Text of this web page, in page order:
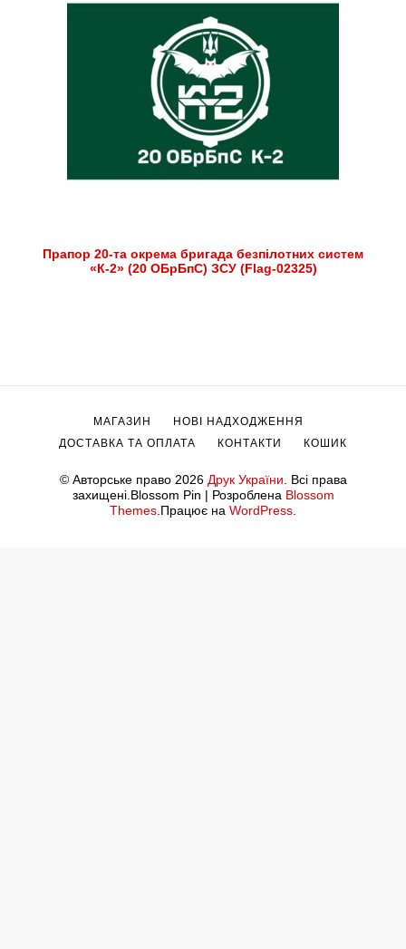
Прапор 20-та окрема бригада безпілотних систем
«К-2» (20 ОБрБпС) ЗСУ (Flag-02325)
© Авторське право 2026 Друк України . Всі права
захищені. Blossom Pin | Розроблена Blossom
Themes .Працює на WordPress
МАГАЗИН
НОВІ НАДХОДЖЕННЯ
ДОСТАВКА ТА ОПЛАТА
КОНТАКТИ КОШИК